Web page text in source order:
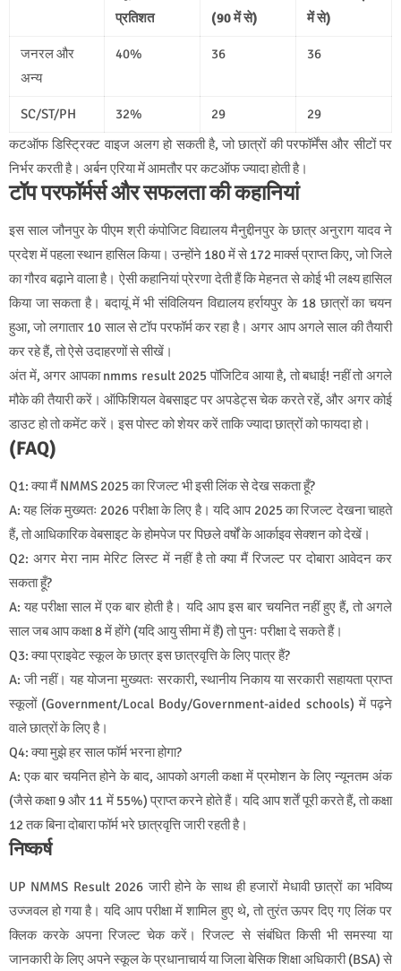
प्रतिशत
(90 में से)
में से)
जनरल और
अन्य
40% 36 36
SC/ST/PH 32% 29
29
कटऑफ डिस्ट्रिक्ट वाइज अलग हो सकती है, जो छात्रों की परफॉर्मेंस और सीटों पर
निर्भर करती है। अर्बन एरिया में आमतौर पर कटऑफ ज्यादा होती है।
टॉप परफॉर्मर्स और सफलता की कहानियां
इस साल जौनपुर के पीएम श्री कंपोजिट विद्यालय मैनुद्दीनपुर के छात्र अनुराग यादव ने
प्रदेश में पहला स्थान हासिल किया। उन्होंने 180 में से 172 मार्क्स प्राप्त किए, जो जिले
का गौरव बढ़ाने वाला है। ऐसी कहानियां प्रेरणा देती हैं कि मेहनत से कोई भी लक्ष्य हासिल
किया जा सकता है। बदायूं में भी संविलियन विद्यालय हर्रायपुर के 18 छात्रों का चयन
हुआ, जो लगातार 10 साल से टॉप परफॉर्म कर रहा है। अगर आप अगले साल की तैयारी
कर रहे हैं, तो ऐसे उदाहरणों से सीखें।
अंत में, अगर आपका nmms result 2025 पॉजिटिव आया है, तो बधाई! नहीं तो अगले
मौके की तैयारी करें। ऑफिशियल वेबसाइट पर अपडेट्स चेक करते रहें, और अगर कोई
डाउट हो तो कमेंट करें। इस पोस्ट को शेयर करें ताकि ज्यादा छात्रों को फायदा हो।
(FAQ)
Q1: क्या मैं NMMS 2025 का रिजल्ट भी इसी लिंक से देख सकता हूँ?
A: यह लिंक मुख्यतः 2026 परीक्षा के लिए है। यदि आप 2025 का रिजल्ट देखना चाहते
हैं, तो आधिकारिक वेबसाइट के होमपेज पर पिछले वर्षों के आर्काइव सेक्शन को देखें।
Q2: अगर मेरा नाम मेरिट लिस्ट में नहीं है तो क्या मैं रिजल्ट पर दोबारा आवेदन कर
सकता हूँ?
A: यह परीक्षा साल में एक बार होती है। यदि आप इस बार चयनित नहीं हुए हैं, तो अगले
साल जब आप कक्षा 8 में होंगे (यदि आयु सीमा में हैं) तो पुनः परीक्षा दे सकते हैं।
Q3: क्या प्राइवेट स्कूल के छात्र इस छात्रवृत्ति के लिए पात्र हैं?
A: जी नहीं। यह योजना मुख्यतः सरकारी, स्थानीय निकाय या सरकारी सहायता प्राप्त
स्कूलों (Government/Local Body/Government-aided schools) में पढ़ने
वाले छात्रों के लिए है।
Q4: क्या मुझे हर साल फॉर्म भरना होगा?
A: एक बार चयनित होने के बाद, आपको अगली कक्षा में प्रमोशन के लिए न्यूनतम अंक
(जैसे कक्षा 9 और 11 में 55%) प्राप्त करने होते हैं। यदि आप शर्तें पूरी करते हैं, तो कक्षा
12 तक बिना दोबारा फॉर्म भरे छात्रवृत्ति जारी रहती है।
निष्कर्ष
UP NMMS Result 2026 जारी होने के साथ ही हजारों मेधावी छात्रों का भविष्य
उज्जवल हो गया है। यदि आप परीक्षा में शामिल हुए थे, तो तुरंत ऊपर दिए गए लिंक पर
क्लिक करके अपना रिजल्ट चेक करें। रिजल्ट से संबंधित किसी भी समस्या या
जानकारी के लिए अपने स्कूल के प्रधानाचार्य या जिला बेसिक शिक्षा अधिकारी (BSA) से